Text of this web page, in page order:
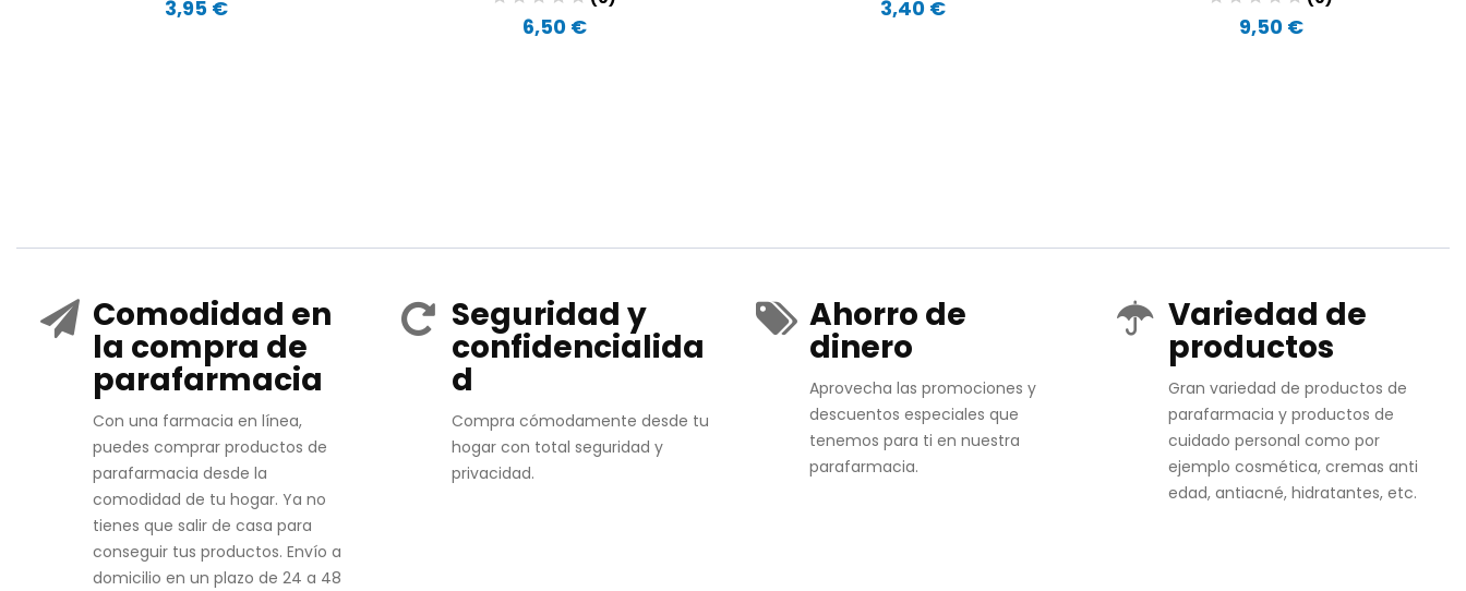
3,95 €
6,50 €
3,40 €
9,50 €
Comodidad en
la compra de
parafarmacia
Con una farmacia en línea,
puedes comprar productos de
parafarmacia desde la
comodidad de tu hogar. Ya no
tienes que salir de casa para
conseguir tus productos. Envío a
domicilio en un plazo de 24 a 48
Seguridad y
confidencialida
d
Compra cómodamente desde tu
hogar con total seguridad y
privacidad.
Ahorro de
dinero
Aprovecha las promociones y
descuentos especiales que
tenemos para ti en nuestra
parafarmacia.
Variedad de
productos
Gran variedad de productos de
parafarmacia y productos de
cuidado personal como por
ejemplo cosmética, cremas anti
edad, antiacné, hidratantes, etc.